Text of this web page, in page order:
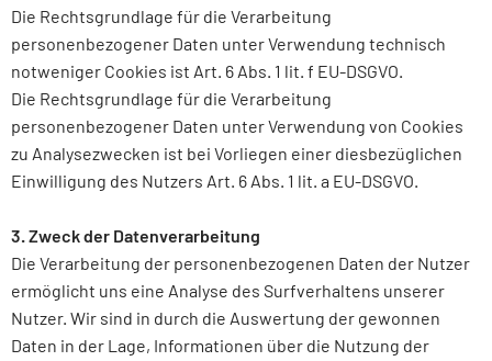
Die Rechtsgrundlage für die Verarbeitung
personenbezogener Daten unter Verwendung technisch
notweniger Cookies ist Art. 6 Abs. 1 lit. f EU-DSGVO.
Die Rechtsgrundlage für die Verarbeitung
personenbezogener Daten unter Verwendung von Cookies
zu Analysezwecken ist bei Vorliegen einer diesbezüglichen
Einwilligung des Nutzers Art. 6 Abs. 1 lit. a EU-DSGVO.
3. Zweck der Datenverarbeitung
Die Verarbeitung der personenbezogenen Daten der Nutzer
ermöglicht uns eine Analyse des Surfverhaltens unserer
Nutzer. Wir sind in durch die Auswertung der gewonnen
Daten in der Lage, Informationen über die Nutzung der